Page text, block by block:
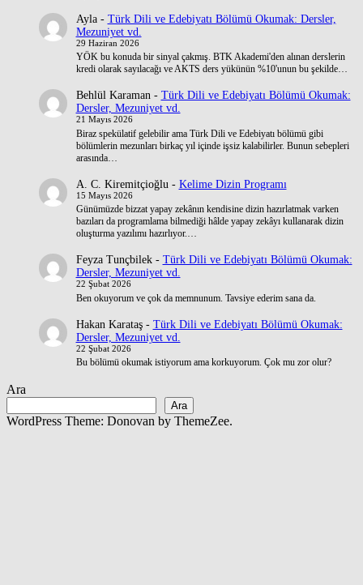
Ayla- Türk Dili ve Edebiyatı Bölümü Okumak: Dersler,
Mezuniyet vd.
29 Haziran 2026
YÖK bu konuda bir sinyal çakmış. BTK Akademi'den alınan derslerin
kredi olarak sayılacağı ve AKTS ders yükünün %10'unun bu şekilde…
Behlül Karaman- Türk Dili ve Edebiyatı Bölümü Okumak:
Dersler, Mezuniyet vd.
21 Mayıs 2026
Biraz spekülatif gelebilir ama Türk Dili ve Edebiyatı bölümü gibi
bölümlerin mezunları birkaç yıl içinde işsiz kalabilirler. Bunun sebepleri
arasında…
A. C. Kiremitçioğlu - Kelime Dizin Programı
15 Mayıs 2026
Günümüzde bizzat yapay zekânın kendisine dizin hazırlatmak varken
bazıları da programlama bilmediği hâlde yapay zekâyı kullanarak dizin
oluşturma yazılımı hazırlıyor.…
Feyza Tunçbilek- Türk Dili ve Edebiyatı Bölümü Okumak:
Dersler, Mezuniyet vd.
22 Şubat 2026
Ben okuyorum ve çok da memnunum. Tavsiye ederim sana da.
Hakan Karataş- Türk Dili ve Edebiyatı Bölümü Okumak:
Dersler, Mezuniyet vd.
22 Şubat 2026
Bu bölümü okumak istiyorum ama korkuyorum. Çok mu zor olur?
Ara
Ara
WordPress Theme: Donovan by ThemeZee.